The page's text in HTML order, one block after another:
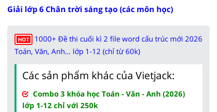
Giải lớp 6 Chân trời sáng tạo (các môn học)
HOT
1000+ Đề thi cuối kì 2 file word cấu trúc mới 2026
Toán, Văn, Anh... lớp 1-12 (chỉ từ 60k)
Các sản phẩm khác của Vietjack:
Combo 3 khóa học Toán - Văn - Anh (2026)
lớp 1-12 chỉ với 250k